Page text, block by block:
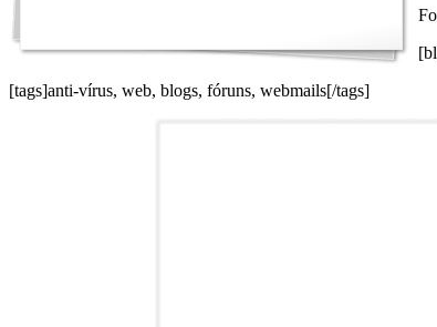
[tags]anti-vírus, web, blogs, fóruns, webmails[/tags]